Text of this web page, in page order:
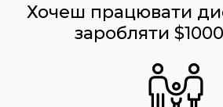
Хочеш працювати
заробляти